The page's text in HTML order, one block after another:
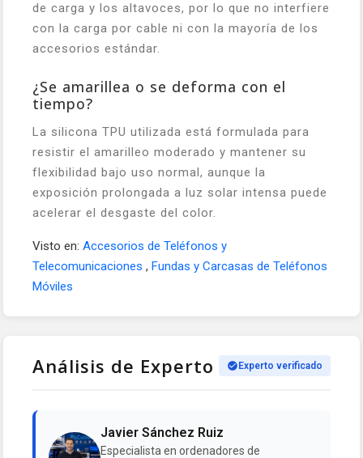
de carga y los altavoces, por lo que no interfiere
con la carga por cable ni con la mayoría de los
accesorios estándar.
¿Se amarillea o se deforma con el
tiempo?
La silicona TPU utilizada está formulada para
resistir el amarilleo moderado y mantener su
flexibilidad bajo uso normal, aunque la
exposición prolongada a luz solar intensa puede
acelerar el desgaste del color.
Visto en: Accesorios de Teléfonos y
Telecomunicaciones , Fundas y Carcasas de Teléfonos
Móviles
Análisis de Experto Experto verificado
Javier Sánchez Ruiz
Especialista en ordenadores de